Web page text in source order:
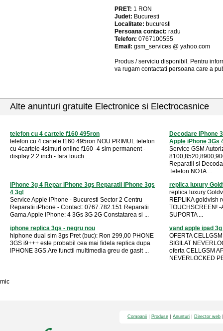
PRET: 1 RON
Judet: Bucuresti
Localitate: bucuresti
Persoana contact: radu
Telefon: 0767100555
Email: gsm_services @ yahoo.com
Produs / serviciu disponibil . Pentru
va rugam contactati persoana care a
Alte anunturi gratuite Electronice si Electrocasnice
telefon cu 4 cartele f160 495ron
telefon cu 4 cartele f160 495ron NOU PRIMUL telefon
cu 4cartele 4simuri online f160 -4 sim permanent -
display 2.2 inch - fara touch ...
Decodare iPhone
Apple iPhone 3Gs
Service GSM
Reparatii si
Telefon NOTA ...
iPhone 3g 4 Repar iPhone 3gs Reparatii iPhone 3gs
4 3g!
Service Apple iPhone - Bucuresti Sector 2 Centru
Reparatii iPhone - Contact: 0767.782.151 Reparatii
Gama Apple iPhone: 4 3Gs 3G 2G Constatarea si ...
replica luxury
replica luxury
REPLIKA goldvish
TOUCHSCREEN! -
SUPORTA ...
iphone replica 3gs - negru nou
hiphone dual sim 3gs Pret (buc): Ron 299,00 PHONE
3GS i9+++ este probabil cea mai fidela replica dupa
IPHONE 3GS.Are functii multimedia greu de gasit ...
vand apple ipad
OFERTA
SIGILAT
oferta CELLGSM
NEVERLOCKED
mic
Companii Produse Anunturi Director web